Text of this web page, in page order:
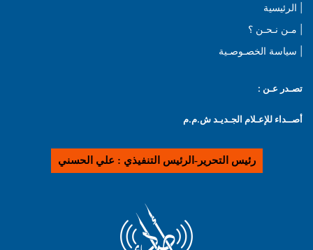
| الرئيسية
| مـن نـحـن ؟
| سياسة الخصـوصـية
تصـدر عـن :
أصــداء للإعـلام الجـديـد ش.م.م
رئيس التحرير-الرئيس التنفيذي : علي الحسني